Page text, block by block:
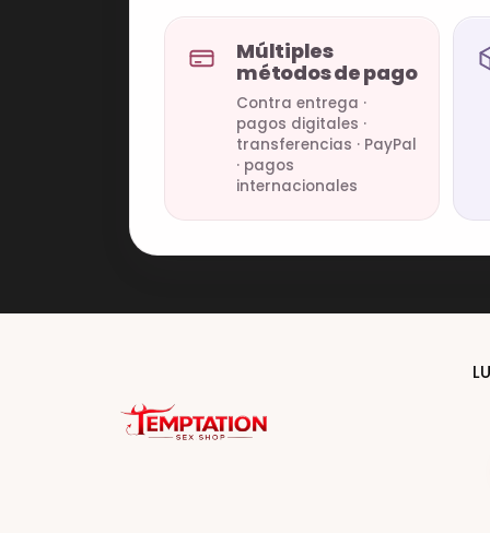
Múltiples
métodos de pago
Contra entrega ·
pagos digitales ·
transferencias · PayPal
· pagos
internacionales